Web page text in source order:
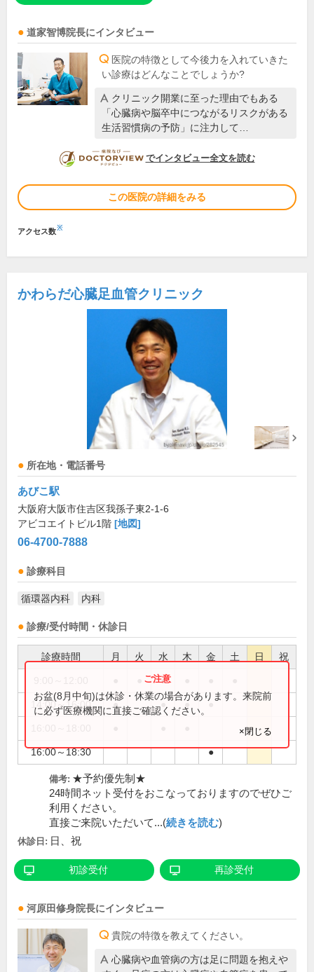
道家智博院長にインタビュー
医院の特徴として今後力を入れていきた
い診療はどんなことでしょうか?
クリニック開業に至った理由でもある
「心臓病や脳卒中につながるリスクがある
生活習慣病の予防」に注力して…
DOCTORVIEW
でインタビュー全文を読む
この医院の詳細をみる
アクセス数※
かわらだ心臓足血管クリニック
所在地・電話番号
あびこ駅
大阪府大阪市住吉区我孫子東2-1-6
アビコエイトビル1階 [地図]
06-4700-7888
診療科目
循環器内科 内科
診療/受付時間・休診日
診療時間 月 火 水 木 金 土 日 祝
●
14:00～16:00 ● ● ● ●
16:00～18:30 ●
お盆(8月中旬)は休診・休業の場合があります。来院前
に必ず医療機関に直接ご確認ください。
×閉じる
備考: ★予約優先制★
24時間ネット受付をおこなっておりますのでぜひご
利用ください。
直接ご来院いただいて...(続きを読む)
休診日: 日、祝
初診受付 再診受付
河原田修身院長にインタビュー
貴院の特徴を教えてください。
心臓病や血管病の方は足に問題を抱えや